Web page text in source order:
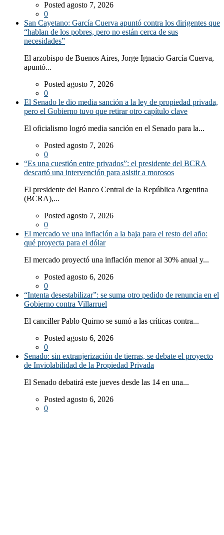
Posted agosto 7, 2026
0
San Cayetano: García Cuerva apuntó contra los dirigentes que
“hablan de los pobres, pero no están cerca de sus
necesidades”
El arzobispo de Buenos Aires, Jorge Ignacio García Cuerva,
apuntó...
Posted agosto 7, 2026
0
El Senado le dio media sanción a la ley de propiedad privada,
pero el Gobierno tuvo que retirar otro capítulo clave
El oficialismo logró media sanción en el Senado para la...
Posted agosto 7, 2026
0
“Es una cuestión entre privados”: el presidente del BCRA
descartó una intervención para asistir a morosos
El presidente del Banco Central de la República Argentina
(BCRA),...
Posted agosto 7, 2026
0
El mercado ve una inflación a la baja para el resto del año:
qué proyecta para el dólar
El mercado proyectó una inflación menor al 30% anual y...
Posted agosto 6, 2026
0
“Intenta desestabilizar”: se suma otro pedido de renuncia en el
Gobierno contra Villarruel
El canciller Pablo Quirno se sumó a las críticas contra...
Posted agosto 6, 2026
0
Senado: sin extranjerización de tierras, se debate el proyecto
de Inviolabilidad de la Propiedad Privada
El Senado debatirá este jueves desde las 14 en una...
Posted agosto 6, 2026
0